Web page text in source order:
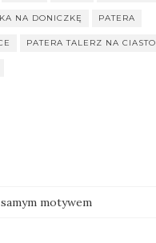
NA DONICZKĘ PATERA
PATERA TALERZ NA CIASTO
motywem